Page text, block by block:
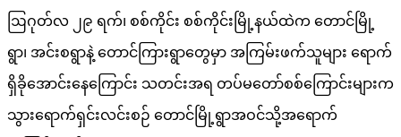
ဩဂုတ်လ ၂၉ ရက်၊ စစ်ကိုင်း စစ်ကိုင်းမြို့နယ်ထဲက တောင်မြို့
ရွာ၊ အင်းစရွာနဲ့ တောင်ကြားရွာတွေမှာ အကြမ်းဖက်သူများ ရောက်
ရှိခိုအောင်းနေကြောင်း သတင်းအရ တပ်မတော်စစ်ကြောင်းများက
သွားရောက်ရှင်းလင်းစဉ် တောင်မြို့ရွာအဝင်သို့အရောက်